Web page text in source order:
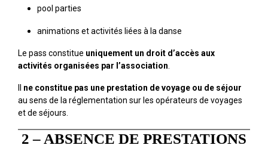
pool parties
animations et activités liées à la danse
Le pass constitue uniquement un droit d’accès aux
activités organisées par l’association
ne constitue pas une prestation de voyage ou de séjour
au sens de la réglementation sur les opérateurs de voyages
et de séjours.
2 – ABSENCE DE PRESTATIONS